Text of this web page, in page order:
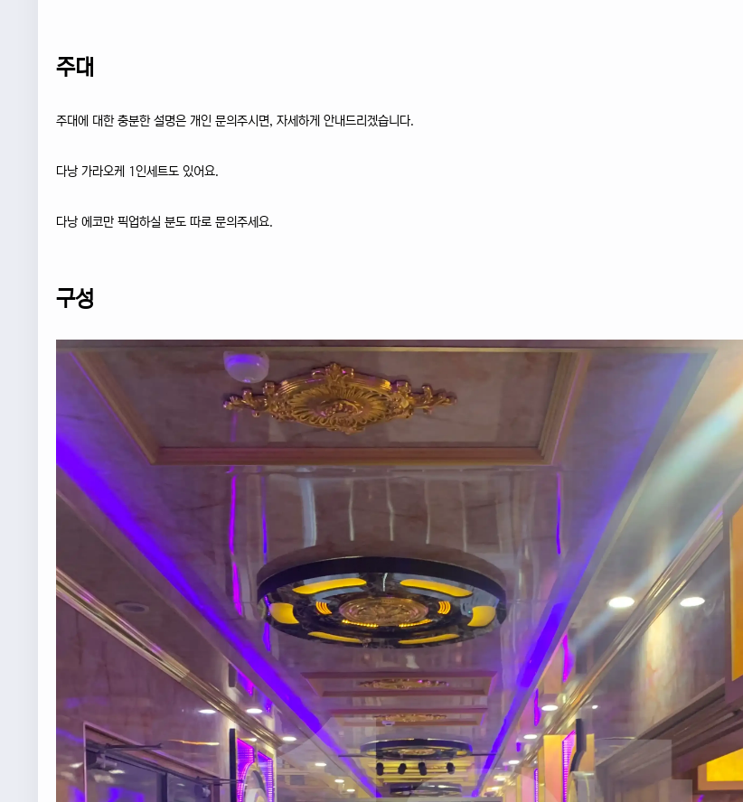
주대
주대에 대한 충분한 설명은 개인 문의주시면, 자세하게 안내드리겠습니다.
다낭 가라오케 1인세트도 있어요.
다낭 에코만 픽업하실 분도 따로 문의주세요.
구성